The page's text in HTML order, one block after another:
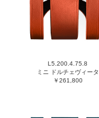
L5.200.4.75.8
ミニ ドルチェヴィータ
￥261,800